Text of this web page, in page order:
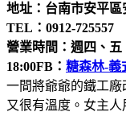
地址：台南市安平區
TEL：0912-725557
營業時間：週四、
18:00FB： 糖森林-義
一間將爺爺的鐵工
又很有溫度。女主